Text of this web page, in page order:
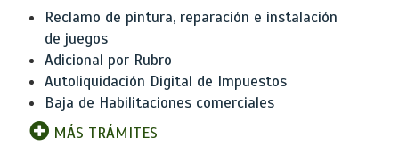
Reclamo de pintura, reparación e instalación
de juegos
Adicional por Rubro
Autoliquidación Digital de Impuestos
Baja de Habilitaciones comerciales
MÁS TRÁMITES